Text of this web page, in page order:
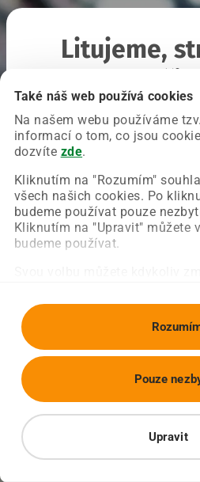
Také náš web používá cookies
Na našem webu používáme
informací o tom, co jsou
dozvíte zde.
Kliknutím na "Rozumím"
všech našich cookies. Po
budeme používat pouze
Kliknutím na "Upravit" můžete
budeme používat.
Upravit
Pouze
Litujeme,
Chyba nastala na naší
Zkuste prosím znovu načíst
Obnovit stránku